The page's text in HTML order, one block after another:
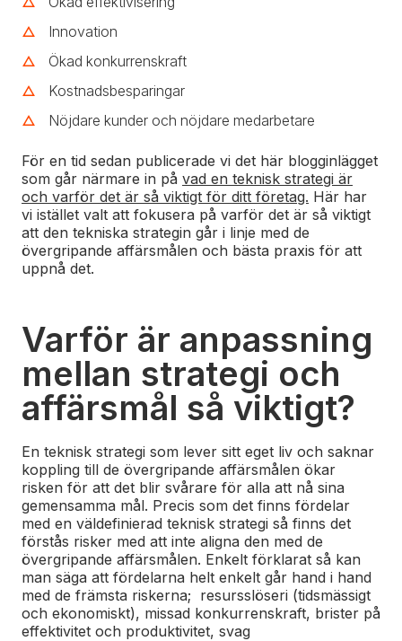
Innovation
Ökad konkurrenskraft
Kostnadsbesparingar
Nöjdare kunder och nöjdare medarbetare
För en tid sedan publicerade vi det här blogginlägget
som går närmare in på vad en teknisk strategi är
och varför det är så viktigt för ditt företag. Här har
vi istället valt att fokusera på varför det är så viktigt
att den tekniska strategin går i linje med de
övergripande affärsmålen och bästa praxis för att
uppnå det.
Varför är anpassning
mellan strategi och
affärsmål så viktigt?
En teknisk strategi som lever sitt eget liv och saknar
koppling till de övergripande affärsmålen ökar
risken för att det blir svårare för alla att nå sina
gemensamma mål. Precis som det finns fördelar
med en väldefinierad teknisk strategi så finns det
förstås risker med att inte aligna den med de
övergripande affärsmålen. Enkelt förklarat så kan
man säga att fördelarna helt enkelt går hand i hand
med de främsta riskerna; resursslöseri (tidsmässigt
och ekonomiskt), missad konkurrenskraft, brister på
effektivitet och produktivitet, svag